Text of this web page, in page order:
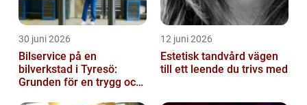
30 juni 2026
Bilservice på en
bilverkstad i Tyresö:
Grunden för en trygg och
12 juni 2026
Estetisk tandvård vägen
till ett leende du trivs med